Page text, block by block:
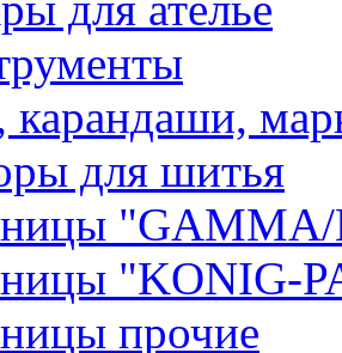
для шитья
"GAMMA/
"KONIG-
прочие